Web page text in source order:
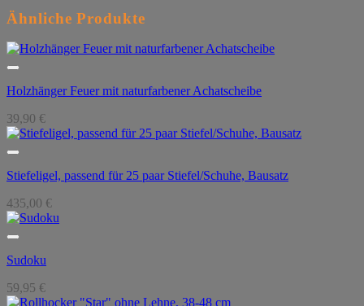
Ähnliche Produkte
Holzhänger Feuer mit naturfarbener Achatscheibe
39,90 €
Stiefeligel, passend für 25 paar Stiefel/Schuhe, Bausatz
435,00 €
Sudoku
59,95 €